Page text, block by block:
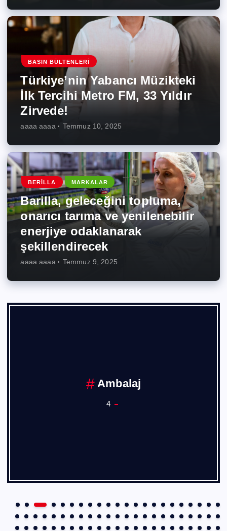
BASIN BÜLTENLERI
Türkiye’nin Yabancı Müzikteki
İlk Tercihi Metro FM, 33 Yıldır
Zirvede!
aaaa aaaa Temmuz 10, 2025
BERILLA MARKALAR
Barilla, geleceğini topluma,
onarıcı tarıma ve yenilenebilir
enerjiye odaklanarak
şekillendirecek
aaaa aaaa Temmuz 9, 2025
Ankara Sanayi Odası
1